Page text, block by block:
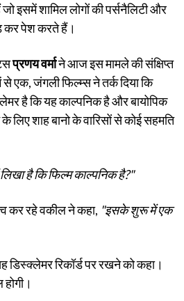
इसमें शामिल लोगों की पर्सनैलिटी और
कर पेश करते हैं।
प्रणय वर्माने आज इस मामले की संक्षिप्त
एक, जंगली फिल्म्स ने तर्क दिया कि
है कि यह काल्पनिक है और बायोपिक
लिए शाह बानो के वारिसों से कोई सहमति
है कि फिल्म काल्पनिक है?"
कर रहे वकील ने कहा, "इसके शुरू में एक
डिस्क्लेमर रिकॉर्ड पर रखने को कहा।